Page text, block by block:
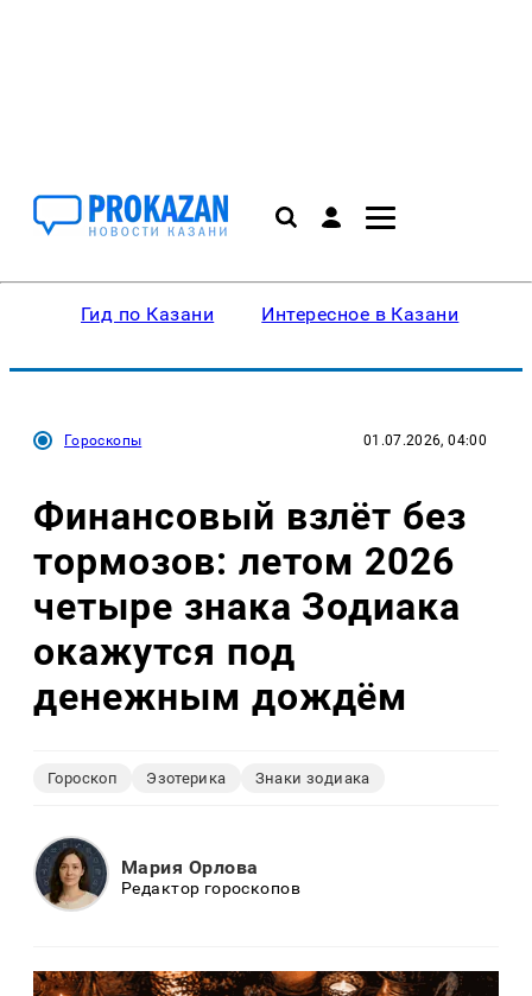
Гид по Казани Интересное в Казани
Гороскопы 01.07.2026, 04:00
Финансовый взлёт без
тормозов: летом 2026
четыре знака Зодиака
окажутся под
денежным дождём
Гороскоп Эзотерика Знаки зодиака
Мария Орлова
Редактор гороскопов